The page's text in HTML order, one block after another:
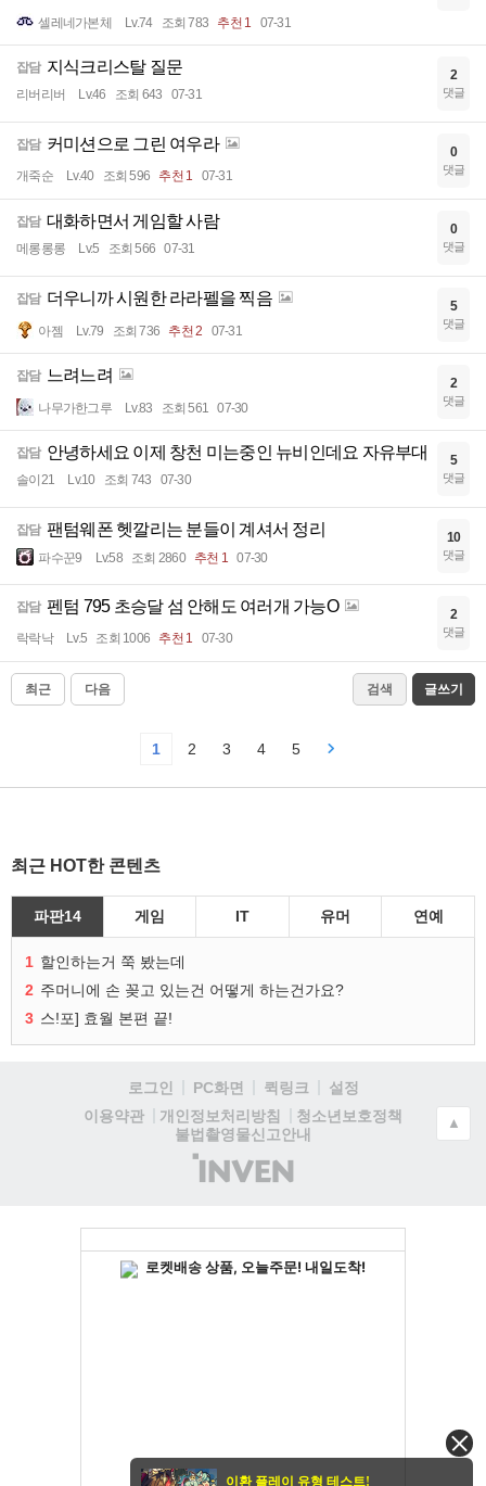
셀레네가본체 Lv.74 조회 783 추천 1 07-31
잡담 지식크리스탈 질문
리버리버 Lv.46 조회 643 07-31
2
댓글
잡담 커미션으로 그린 여우라
개죽순 Lv.40 조회 596 추천 1 07-31
0
댓글
잡담 대화하면서 게임할 사람
메롱롱롱 Lv.5 조회 566 07-31
0
댓글
잡담 더우니까 시원한 라라펠을 찍음
아젬 Lv.79 조회 736 추천 2 07-31
5
댓글
잡담 느려느려
나무가한그루 Lv.83 조회 561 07-30
2
댓글
잡담 안녕하세요 이제 창천 미는중인 뉴비인데요 자유부대
솔이21 Lv.10 조회 743 07-30
5
댓글
잡담 팬텀웨폰 헷깔리는 분들이 계셔서 정리
파수꾼9 Lv.58 조회 2860 추천 1 07-30
10
댓글
잡담 펜텀 795 초승달 섬 안해도 여러개 가능O
락락낙 Lv.5 조회 1006 추천 1 07-30
2
댓글
최근 다음 검색 글쓰기
1 2 3 4 5
최근 HOT한 콘텐츠
파판14 게임 IT 유머 연예
1 할인하는거 쭉 봤는데
2 주머니에 손 꽂고 있는건 어떻게 하는건가요?
3 스!포] 효월 본편 끝!
로그인 PC화면 퀵링크
설정
이용약관
개인정보처리방침
청소년보호정책
불법촬영물신고안내
(주)
인
▲
이환 플레이 유형 테스트!